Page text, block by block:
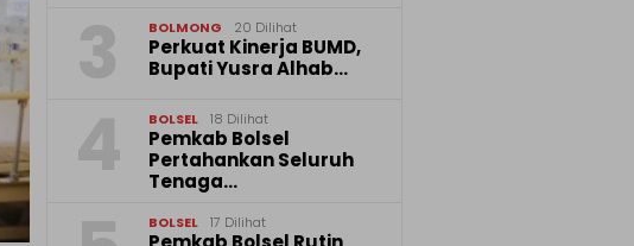
BOLMONG 20 Dilihat
Perkuat Kinerja BUMD,
Bupati Yusra Alhab…
BOLSEL 18 Dilihat
Pemkab Bolsel
Pertahankan Seluruh
Tenaga…
BOLSEL 17 Dilihat